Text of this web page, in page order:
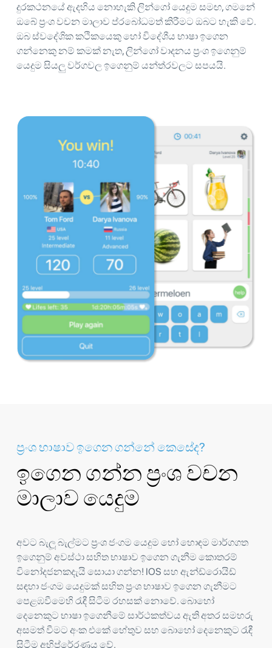
දුරකථනයේ ඇදහිය නොහැකි ලින්ගෝ යෙදුම සමඟ, ගමනේ
ඔබේ ප්‍රංශ වචන මාලාව ප්රබෝධමත් කිරීමට ඔබට හැකි වේ.
ඔබ ස්වදේශික කථිකයෙකු හෝ විදේශීය භාෂා ඉගෙන
ගන්නෙකු නම් කමක් නැත, ලින්ගෝ වාදනය ප්‍රංශ ඉගෙනුම්
යෙදුම සියලු වර්ගවල ඉගෙනුම් යන්ත්රවලට සපයයි.
ප්‍රංශ භාෂාව ඉගෙන ගන්නේ කෙසේද?
ඉගෙන ගන්න ප්‍රංශ වචන
මාලාව යෙදුම
අවට බැලූ බැල්මට ප්‍රංශ ජංගම යෙදුම හෝ හොඳම මාර්ගගත
ඉගෙනුම් අවස්ථා සහිත භාෂාව ඉගෙන ගැනීම කොතරම්
විනෝදජනකදැයි සොයා ගන්න! IOS සහ ඇන්ඩ්රොයිඩ්
සඳහා ජංගම යෙදුමක් සහිත ප්‍රංශ භාෂාව ඉගෙන ගැනීමට
පෙළඹවීමෙහි රැඳී සිටීම රහසක් නොවේ. බොහෝ
දෙනෙකුට භාෂා ඉගෙනීමේ සාර්ථකත්වය ඇති අතර සමහරු
අසමත් වීමට අංක එකේ හේතුව සහ බොහෝ දෙනෙකුට රැඳී
සිටීම අභිප්රේරණය වේ.